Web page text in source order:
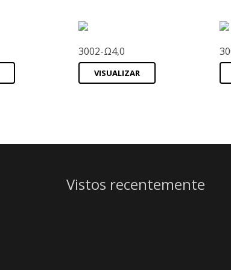
3002-Ω4,0
VISUALIZAR
Vistos recentemente